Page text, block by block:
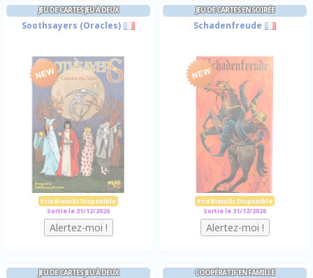
JEU DE CARTES JEU À DEUX
Soothsayers (Oracles)
Prix Bientôt Disponible
Sortie le 31/12/2026
JEU DE CARTES EN SOIRÉE
Schadenfreude
Prix Bientôt Disponible
Sortie le 31/12/2026
JEU DE CARTES JEU À DEUX COOPÉRATIF EN FAMILLE